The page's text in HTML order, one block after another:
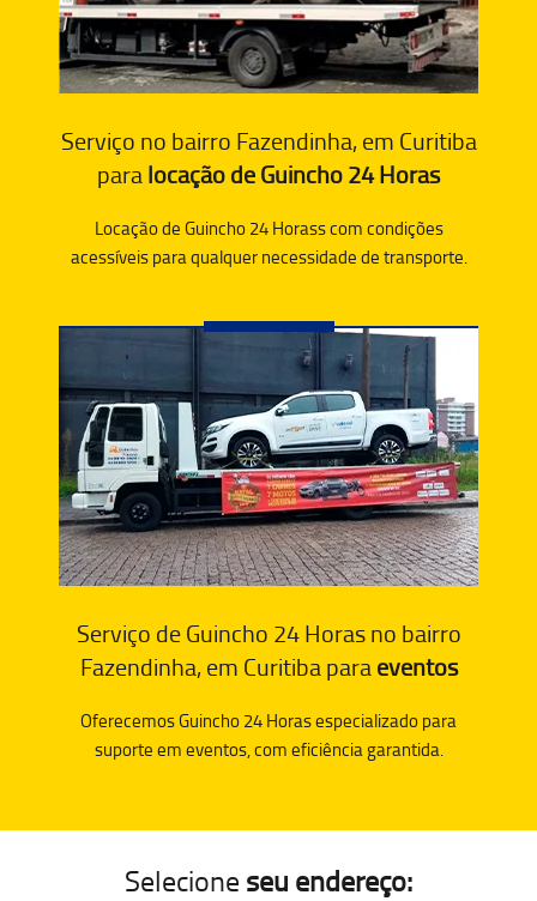
Serviço no bairro Fazendinha, em Curitiba
paralocação de Guincho 24 Horas
Locação de Guincho 24 Horass com condições
acessíveis para qualquer necessidade de transporte.
Serviço de Guincho 24 Horas no bairro
Fazendinha, em Curitiba paraeventos
Oferecemos Guincho 24 Horas especializado para
suporte em eventos, com eficiência garantida.
Selecione seu endereço: